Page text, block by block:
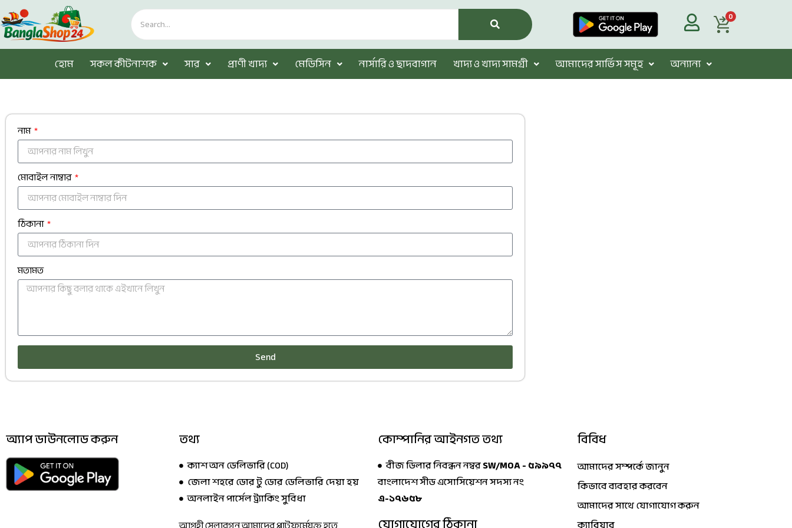
0
হোম সকল কীটনাশক সার প্রাণী খাদ্য মেডিসিন নার্সারি ও ছাদবাগান খাদ্য ও খাদ্য সামগ্রী আমাদের সার্ভিস সমূহ অন্যান্য
নাম
মোবাইল নাম্বার
ঠিকানা
মতামত
Send
অ্যাপ ডাউনলোড করুন তথ্য
ক্যাশ অন ডেলিভারি (COD)
জেলা শহরে ডোর টু ডোর ডেলিভারি দেয়া হয়
অনলাইন পার্সেল ট্র্যাকিং সুবিধা
কোম্পানির আইনগত তথ্য
বীজ ডিলার নিবন্ধন নম্বরSW/MOA - ৫৯৯৭৭
বাংলাদেশ সীড এসোসিয়েশন সদস্য নং
এ-১৭৬৫৮
বিবিধ
আমাদের সম্পর্কে জানুন
কিভাবে ব্যবহার করবেন
আমাদের সাথে যোগাযোগ করুন